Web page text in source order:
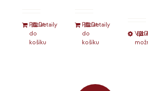
z 5Přidat
do
košíku
Detaily
Přidat
do
košíku
Detaily